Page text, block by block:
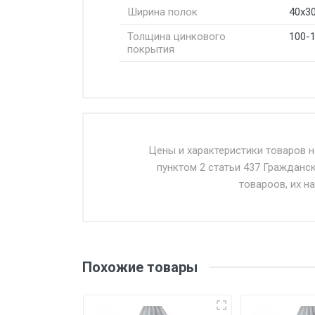
Ширина полок
40х30
Толщина цинкового
покрытия
100-
Доставка осуществляется
Въезд на ТТК и Садовое
уплаты понесенных расходов.
Самовывоз со склада г.
Цены и характеристики товаров
пунктом 2 статьи 437
товароов, их
Похожие товары